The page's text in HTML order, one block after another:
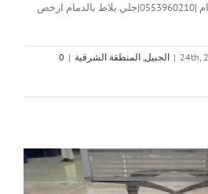
ارخص شركة جلى رخام بالدمام |0553960210|جلي بلاط بالدمام ارخص
| الجبيل المنطقة الشرقية |
0